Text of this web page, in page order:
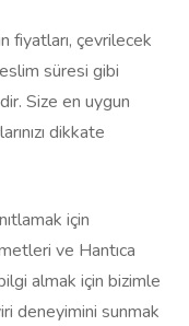
fiyatları, çevrilecek
süresi gibi
Size en uygun
dikkate
için
ve Hantıca
almak için bizimle
deneyimini sunmak